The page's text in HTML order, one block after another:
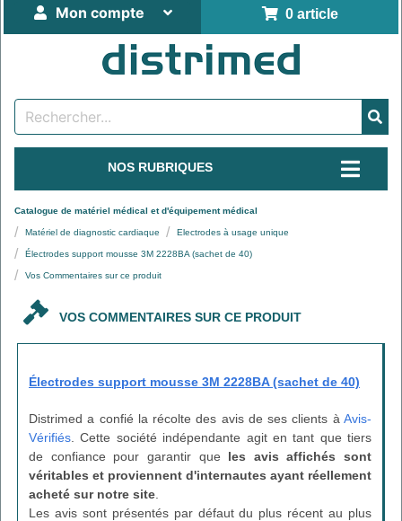
0 article
Mon compte
NOS RUBRIQUES
Catalogue de matériel médical et d'équipement médical
Matériel de diagnostic cardiaque Electrodes à usage unique
Électrodes support mousse 3M 2228BA (sachet de 40)
Vos Commentaires sur ce produit
VOS COMMENTAIRES SUR CE PRODUIT
Électrodes support mousse 3M 2228BA (sachet de 40)
Distrimed a confié la récolte des avis de ses clients à Avis-
Vérifiés . Cette société indépendante agit en tant que tiers
de confiance pour garantir que les avis affichés sont
véritables et proviennent d'internautes ayant réellement
acheté sur notre site
Les avis sont présentés par défaut du plus récent au plus